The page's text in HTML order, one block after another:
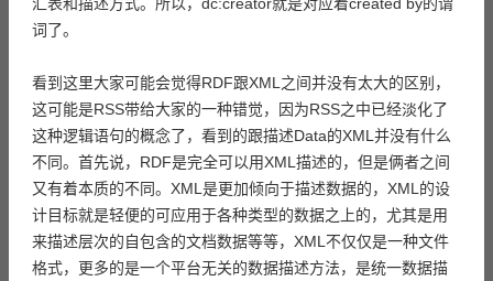
汇表和描述方式。所以，dc:creator就是对应着created by的谓
词了。
看到这里大家可能会觉得RDF跟XML之间并没有太大的区别，
这可能是RSS带给大家的一种错觉，因为RSS之中已经淡化了
这种逻辑语句的概念了，看到的跟描述Data的XML并没有什么
不同。首先说，RDF是完全可以用XML描述的，但是俩者之间
又有着本质的不同。XML是更加倾向于描述数据的，XML的设
计目标就是轻便的可应用于各种类型的数据之上的，尤其是用
来描述层次的自包含的文档数据等等，XML不仅仅是一种文件
格式，更多的是一个平台无关的数据描述方法，是统一数据描